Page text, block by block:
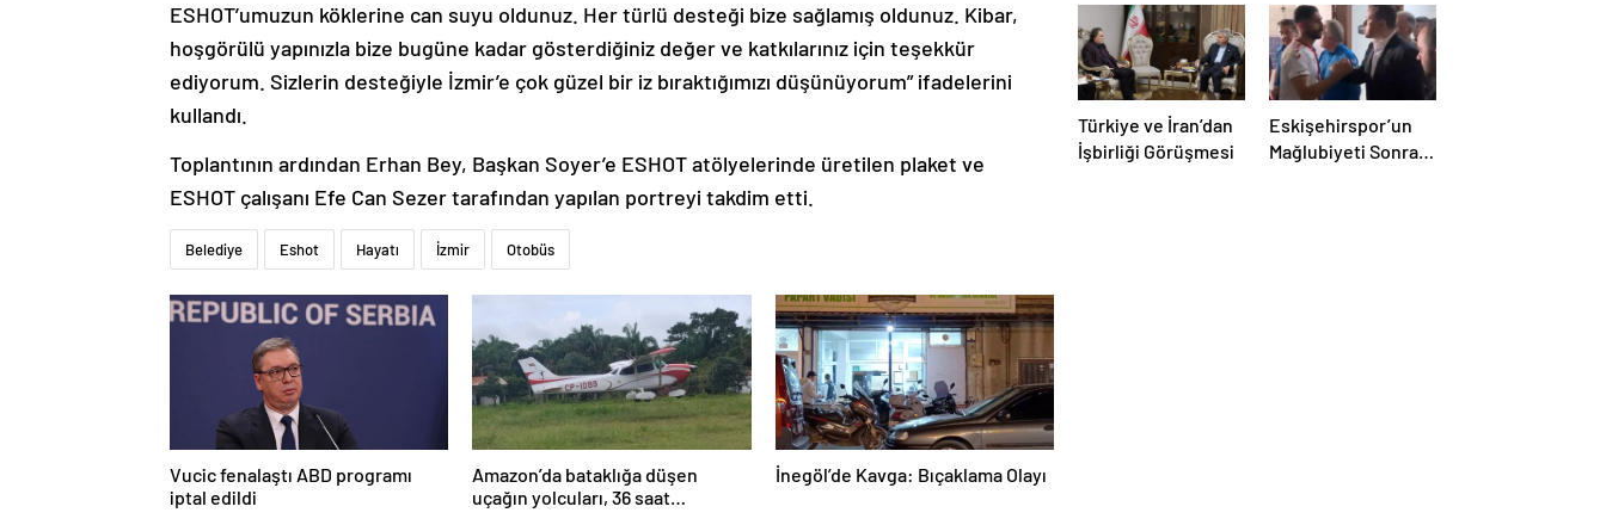
ESHOT’umuzun köklerine can suyu oldunuz. Her türlü desteği bize sağlamış oldunuz. Kibar,
hoşgörülü yapınızla bize bugüne kadar gösterdiğiniz değer ve katkılarınız için teşekkür
ediyorum. Sizlerin desteğiyle İzmir’e çok güzel bir iz bıraktığımızı düşünüyorum” ifadelerini
kullandı.
Toplantının ardından Erhan Bey, Başkan Soyer’e ESHOT atölyelerinde üretilen plaket ve
ESHOT çalışanı Efe Can Sezer tarafından yapılan portreyi takdim etti.
Belediye Eshot Hayatı İzmir Otobüs
Vucic fenalaştı ABD programı
iptal edildi
Amazon’da bataklığa düşen
uçağın yolcuları, 36 saat
İnegöl’de Kavga: Bıçaklama Olayı
Türkiye ve İran’dan
İşbirliği Görüşmesi
Eskişehirspor’un
Mağlubiyeti Sonrası